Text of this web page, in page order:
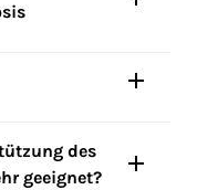
des
geeignet?